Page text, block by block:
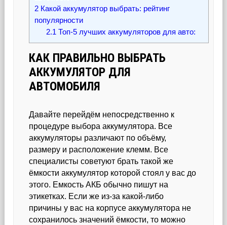
2 Какой аккумулятор выбрать: рейтинг
популярности
2.1 Топ-5 лучших аккумуляторов для авто:
КАК ПРАВИЛЬНО ВЫБРАТЬ
АККУМУЛЯТОР ДЛЯ
АВТОМОБИЛЯ
Давайте перейдём непосредственно к
процедуре выбора аккумулятора. Все
аккумуляторы различают по объёму,
размеру и расположение клемм. Все
специалисты советуют брать такой же
ёмкости аккумулятор которой стоял у вас до
этого. Емкость АКБ обычно пишут на
этикетках. Если же из-за какой-либо
причины у вас на корпусе аккумулятора не
сохранилось значений ёмкости, то можно